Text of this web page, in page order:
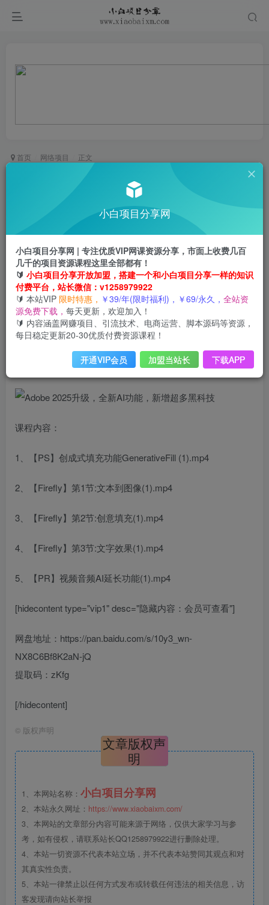
首页 网络项目 正文
Adobe 2025升级，全新AI功能，新增超多黑科技
0 780 77
Adobe 2025升级，全新AI功能，新增超多黑科技
此内容为会员免费，请付费后查看
云币3 限时特惠
云币 99
年VIP免费
登录购买
会员免费
课程内容：
1、【PS】创成式填充功能GenerativeFill (1).mp4
2、【Firefly】第1节:文本到图像(1).mp4
3、【Firefly】第2节:创意填充(1).mp4
4、【Firefly】第3节:文字效果(1).mp4
5、【PR】视频音频AI延长功能(1).mp4
[hidecontent type="vip1" desc="隐藏内容：会员可查看"]
网盘地址：https://pan.baidu.com/s/10y3_wn-
NX8C6Bf8K2aN-jQ
提取码：zKfg
[/hidecontent]
© 版权声明
文章版权声
明
1、本网站名称： 小白项目分享网
2、本站永久网址： https://www.xiaobaixm.com/
3、本网站的文章部分内容可能来源于网络，仅供大家学习与参
考，如有侵权，请联系站长QQ1258979922进行删除处理。
4、本站一切资源不代表本站立场，并不代表本站赞同其观点和对
其真实性负责。
5、本站一律禁止以任何方式发布或转载任何违法的相关信息，访
客发现请向站长举报
小白项目分享网
小白项目分享网 | 专注优质VIP网课资源分享，市面上收费几百
几千的项目资源课程这里全部都有！
🔰 小白项目分享开放加盟，搭建一个和小白项目分享一样的知识
付费平台，站长微信：v1258979922
🔰 本站VIP 限时特惠， ￥39/年(限时福利)，￥69/永久， 全站资
源免费下载， 每天更新，欢迎加入！
🔰 内容涵盖网赚项目、引流技术、电商运营、脚本源码等资源，
每日稳定更新20-30优质付费资源课程！
开通VIP会员 加盟当站长 下载APP